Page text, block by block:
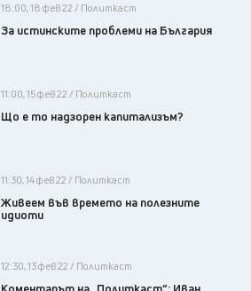
18:00, 18 фев 22 / Политкаст
За истинските проблеми на България
11:00, 15 фев 22 / Политкаст
Що е то надзорен капитализъм?
11:30, 14 фев 22 / Политкаст
Живеем във времето на полезните
идиоти
12:30, 13 фев 22 / Политкаст